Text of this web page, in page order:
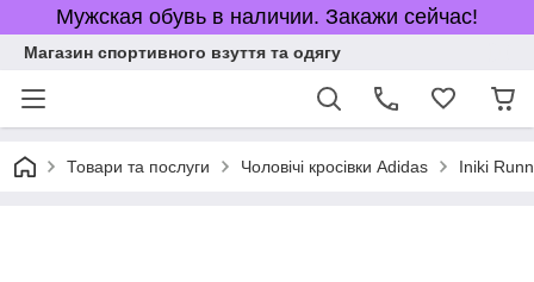
Мужская обувь в наличии. Закажи сейчас!
Магазин спортивного взуття та одягу
Товари та послуги Чоловічі кросівки Adidas Iniki